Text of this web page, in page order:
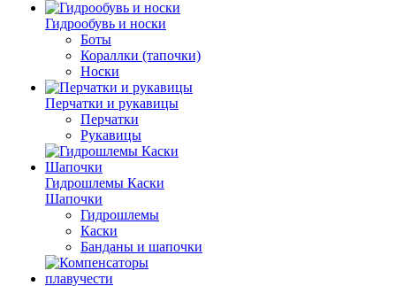
Гидрообувь и носки
Боты
Кораллки (тапочки)
Носки
Перчатки и рукавицы
Перчатки
Рукавицы
Гидрошлемы Каски
Шапочки
Гидрошлемы
Каски
Банданы и шапочки